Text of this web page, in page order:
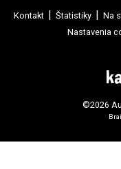
Kontakt Štatistiky Na
Nastavenia
©2026